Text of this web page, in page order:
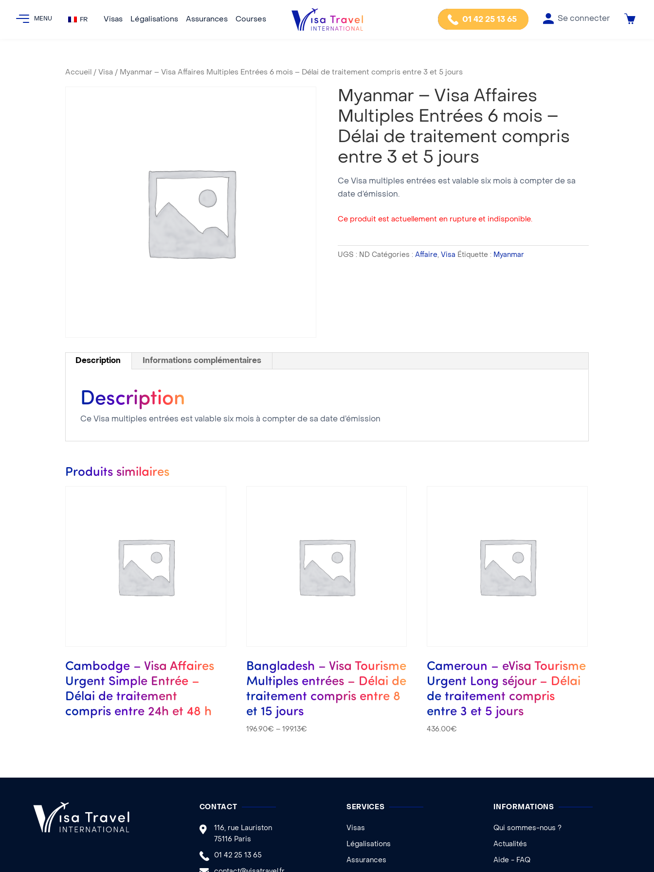
FR Visas Légalisations Assurances Courses 01 42 25 13 65 Se connecter
Accueil / Visa / Myanmar – Visa Affaires Multiples Entrées 6 mois – Délai de traitement compris entre 3 et 5 jours
Myanmar – Visa Affaires
Multiples Entrées 6 mois –
Délai de traitement compris
entre 3 et 5 jours
Ce Visa multiples entrées est valable six mois à compter de sa
date d’émission.
Ce produit est actuellement en rupture et indisponible.
UGS : ND Catégories : Affaire, Visa Étiquette : Myanmar
Description Informations complémentaires
Description
Ce Visa multiples entrées est valable six mois à compter de sa date d’émission
Produits similaires
Cambodge – Visa Affaires
Urgent Simple Entrée –
Délai de traitement
compris entre 24h et 48 h
Bangladesh – Visa Tourisme
Multiples entrées – Délai de
traitement compris entre 8
et 15 jours
196.90€ – 199.13€
Cameroun – eVisa Tourisme
Urgent Long séjour – Délai
de traitement compris
entre 3 et 5 jours
436.00€
CONTACT
116, rue Lauriston
75116 Paris
01 42 25 13 65
SERVICES
Visas
Légalisations
Assurances
INFORMATIONS
Qui sommes-nous ?
Actualités
Aide - FAQ